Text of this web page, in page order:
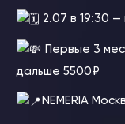
2.07 в 19:30
Первые 3
дальше 5500₽
NEMERIA